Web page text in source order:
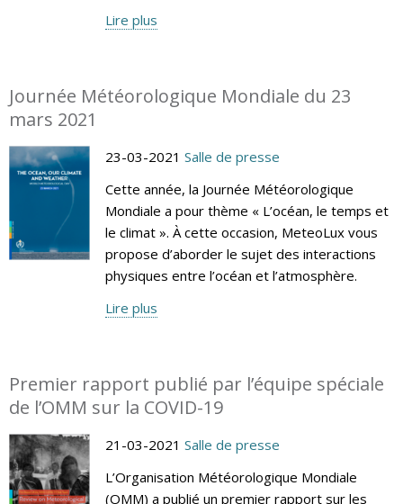
Lire plus
Journée Météorologique Mondiale du 23
mars 2021
23-03-2021 Salle de presse
Cette année, la Journée Météorologique
Mondiale a pour thème « L’océan, le temps et
le climat ». À cette occasion, MeteoLux vous
propose d’aborder le sujet des interactions
physiques entre l’océan et l’atmosphère.
Lire plus
Premier rapport publié par l’équipe spéciale
de l’OMM sur la COVID-19
21-03-2021 Salle de presse
L’Organisation Météorologique Mondiale
(OMM) a publié un premier rapport sur les